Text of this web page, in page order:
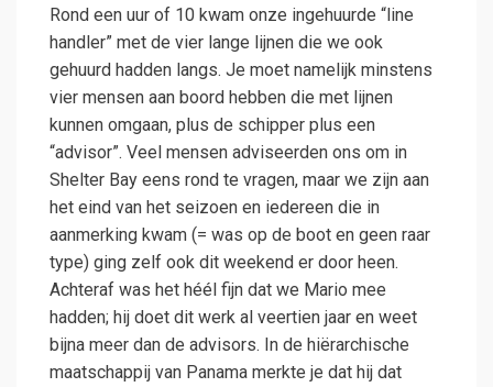
Rond een uur of 10 kwam onze ingehuurde “line
handler” met de vier lange lijnen die we ook
gehuurd hadden langs. Je moet namelijk minstens
vier mensen aan boord hebben die met lijnen
kunnen omgaan, plus de schipper plus een
“advisor”. Veel mensen adviseerden ons om in
Shelter Bay eens rond te vragen, maar we zijn aan
het eind van het seizoen en iedereen die in
aanmerking kwam (= was op de boot en geen raar
type) ging zelf ook dit weekend er door heen.
Achteraf was het héél fijn dat we Mario mee
hadden; hij doet dit werk al veertien jaar en weet
bijna meer dan de advisors. In de hiërarchische
maatschappij van Panama merkte je dat hij dat